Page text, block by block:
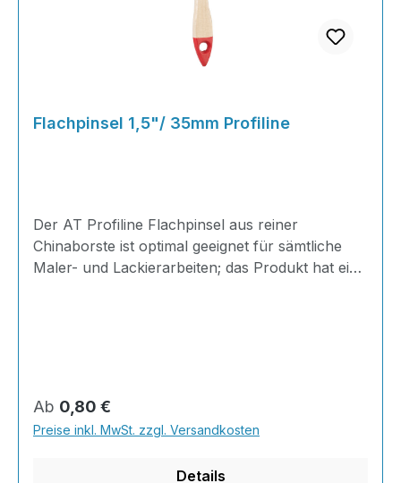
Flachpinsel 1,5"/ 35mm Profiline
Der AT Profiline Flachpinsel aus reiner
Chinaborste ist optimal geeignet für sämtliche
Maler- und Lackierarbeiten; das Produkt hat eine
strapazierfähig und sowohl für den Heimwerker
als auch den Profi geeignet; perfekt für
sämtliche Maler- und Renovierungsarbeiten,
Regulärer Preis:
Ab 0,80 €
Preise inkl. MwSt. zzgl. Versandkosten
Details